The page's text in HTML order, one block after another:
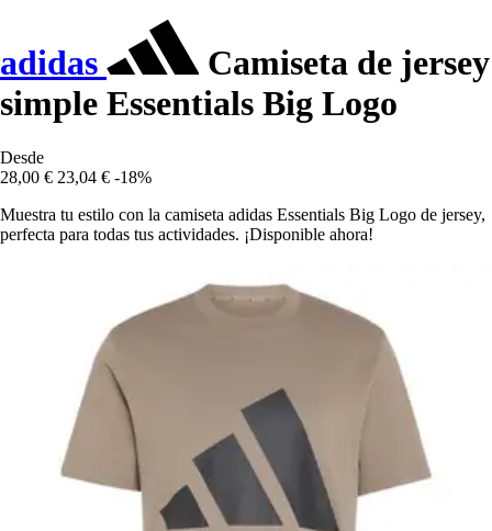
adidas
Camiseta de jersey
simple Essentials Big Logo
Desde
28,00 € 23,04 € -18%
Muestra tu estilo con la camiseta adidas Essentials Big Logo de jersey,
perfecta para todas tus actividades. ¡Disponible ahora!